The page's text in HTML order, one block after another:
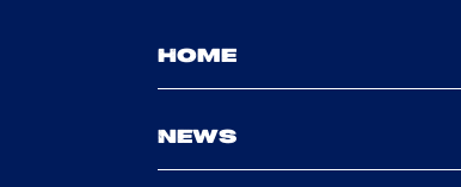
HOME
NEWS